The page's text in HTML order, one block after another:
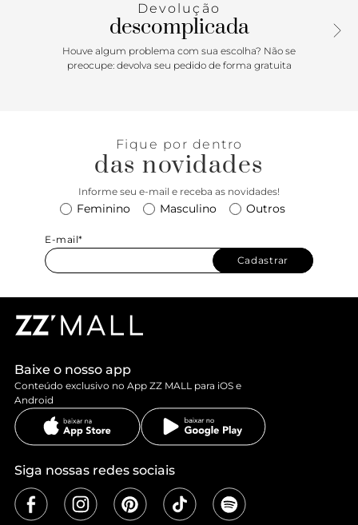
alça tiracolo removível. Aposte! Comprimento da alça de
couro: 55 cm | Largura da alça de couro: 1,5 cm;
Comprimento da alça corrente: 16 cm | Largura da alça de
corrente: 2 cm.
Devolução
descomplicada
Houve algum problema com sua escolha? Não se
preocupe: devolva seu pedido de forma gratuita
Fique por dentro
das novidades
Informe seu e-mail e receba as novidades!
Feminino Masculino Outros
E-mail*
Cadastrar
Baixe o nosso app
Conteúdo exclusivo no App ZZ MALL para iOS e
Android
Siga nossas redes sociais